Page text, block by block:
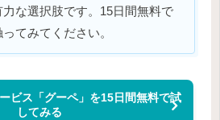
な選択肢です。15日間無料で
てみてください。
ビス「グーペ」を15日間無料で試
してみる